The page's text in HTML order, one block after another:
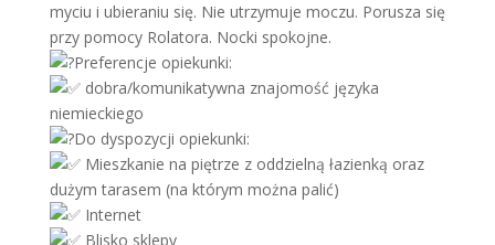
myciu i ubieraniu się. Nie utrzymuje moczu. Porusza się
przy pomocy Rolatora. Nocki spokojne.
Preferencje opiekunki:
dobra/komunikatywna znajomość języka
niemieckiego
Do dyspozycji opiekunki:
Mieszkanie na piętrze z oddzielną łazienką oraz
dużym tarasem (na którym można palić)
Internet
Blisko sklepy